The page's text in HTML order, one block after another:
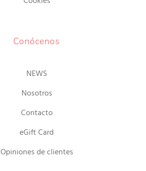
Conócenos
NEWS
Nosotros
Contacto
eGift Card
Opiniones de clientes